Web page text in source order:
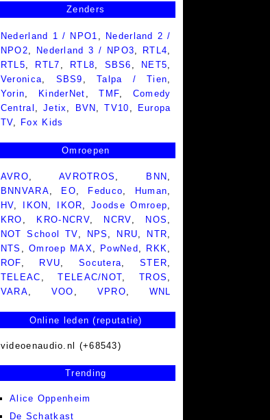
Zenders
Nederland 1 / NPO1
Nederland 2 /
NPO2
Nederland 3 / NPO3 RTL4
RTL5
RTL7 RTL8 SBS6 NET5
Veronica
SBS9 ,Talpa / Tien
Yorin
KinderNet ,TMF
Comedy
Central
Jetix BVN ,TV10
Europa
TV
Fox Kids
Omroepen
AVRO, AVROTROS , BNN ,
BNNVARA, EO, Feduco, Human,
HV, IKON , IKOR,Joodse Omroep,
KRO , KRO-NCRV, NCRV, NOS ,
NOT School TV, NPS , NRU, NTR,
NTS ,Omroep MAX, PowNed , RKK,
ROF, RVU, Socutera,STER,
TELEAC ,TELEAC/NOT,TROS ,
VARA, VOO , VPRO, WNL
Online leden (reputatie)
videoenaudio.nl (+68543)
Trending
Alice Oppenheim
De Schatkast